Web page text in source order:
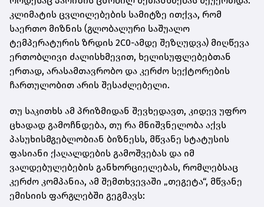
კლიმატის ცვლილებების სამიტზე ითქვა, რომ
საერთო მიზნის (გლობალური საშუალო
ტემპერატურის ზრდის 2C0-ამდე შეზღუდვა) მიღწევა
ერთობლივი ძალისხმევით, ხელისუფლებებთან
ერთად, არასამთავრობო და კერძო სექტორების
ჩართულობით არის შესაძლებელი.
თუ საკითხს ამ პრიზმიდან შევხედავთ, კიდევ უფრო
ცხადად გამოჩნდება, თუ რა მნიშვნელობა აქვს
პასუხისმგებლობიან ბიზნესს, მწვანე სტატუსის
ფასიანი ქაღალდების გამოშვებას და იმ
ვალდებულებების განხორციელებას, რომლებსაც
კერძო კომპანია, ამ შემთხვევაში „თეგეტა“, მწვანე
ემისიის ფარგლებში გეგმავს: